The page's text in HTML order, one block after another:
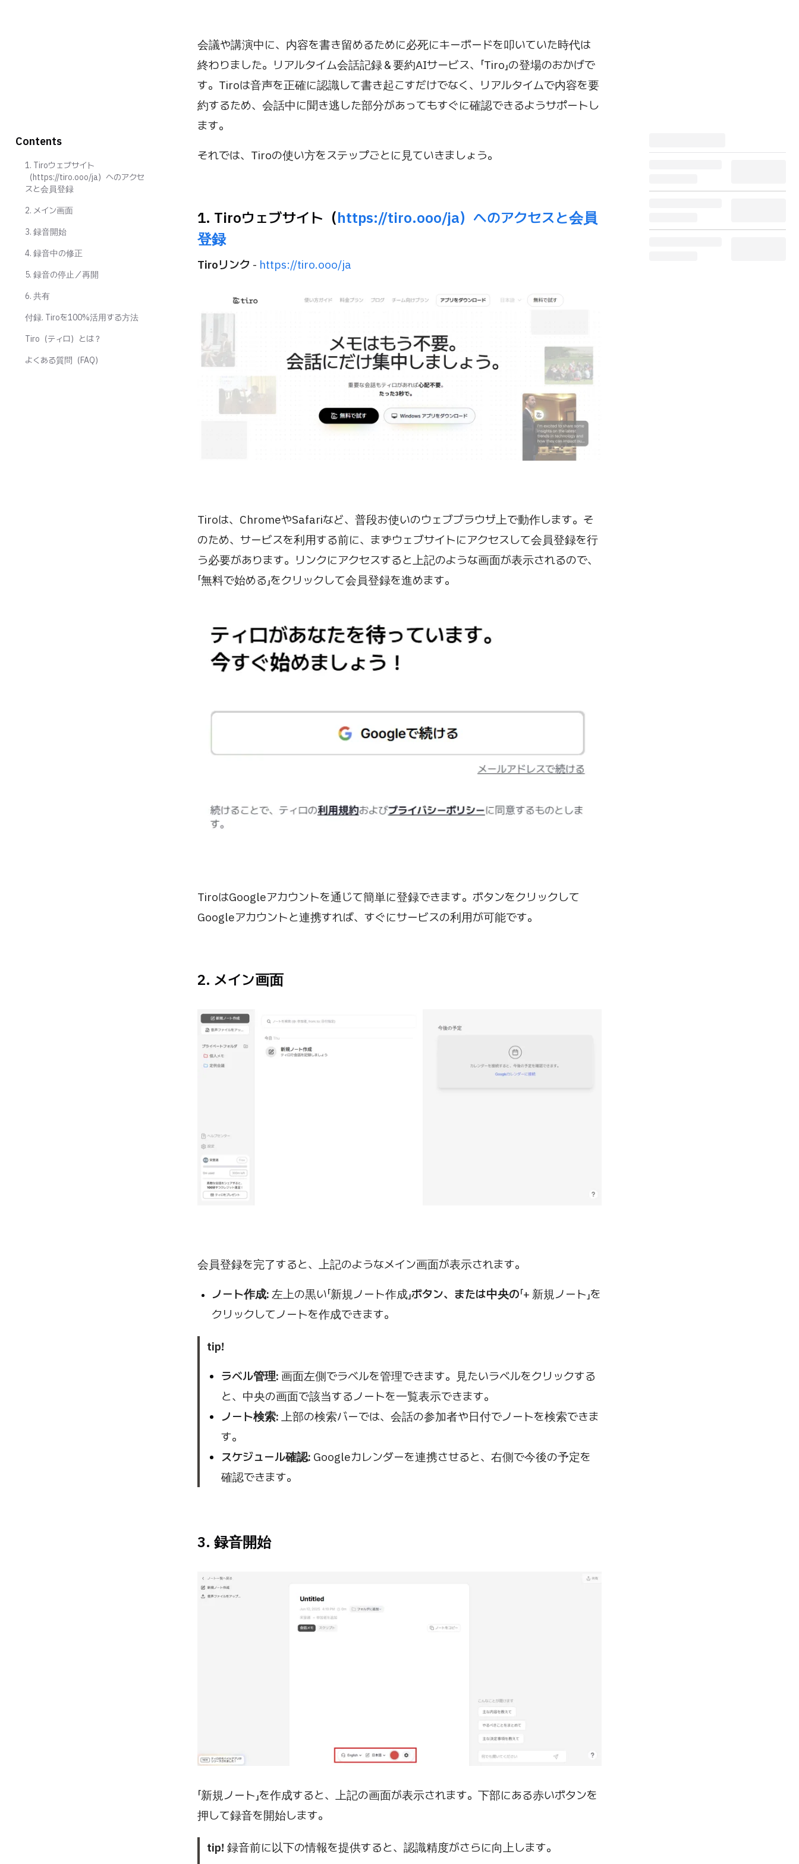
会議や講演中に、内容を書き留めるために必死にキーボードを叩いていた時代は
終わりました。リアルタイム会話記録＆要約AIサービス、「Tiro」の登場のおかげで
す。Tiroは音声を正確に認識して書き起こすだけでなく、リアルタイムで内容を要
約するため、会話中に聞き逃した部分があってもすぐに確認できるようサポートし
ます。
それでは、Tiroの使い方をステップごとに見ていきましょう。
1. Tiroウェブサイト（https://tiro.ooo/ja）へのアクセスと会員
登録
Tiroリンク - https://tiro.ooo/ja
Tiroは、ChromeやSafariなど、普段お使いのウェブブラウザ上で動作します。そ
のため、サービスを利用する前に、まずウェブサイトにアクセスして会員登録を行
う必要があります。リンクにアクセスすると上記のような画面が表示されるので、
「無料で始める」をクリックして会員登録を進めます。
TiroはGoogleアカウントを通じて簡単に登録できます。ボタンをクリックして
Googleアカウントと連携すれば、すぐにサービスの利用が可能です。
2. メイン画面
会員登録を完了すると、上記のようなメイン画面が表示されます。
ノート作成: 左上の黒い「新規ノート作成」ボタン、または中央の「+ 新規ノート」を
クリックしてノートを作成できます。
tip!
ラベル管理: 画面左側でラベルを管理できます。見たいラベルをクリックする
と、中央の画面で該当するノートを一覧表示できます。
ノート検索: 上部の検索バーでは、会話の参加者や日付でノートを検索できま
す。
スケジュール確認: Googleカレンダーを連携させると、右側で今後の予定を
確認できます。
3. 録音開始
「新規ノート」を作成すると、上記の画面が表示されます。下部にある赤いボタンを
押して録音を開始します。
tip! 録音前に以下の情報を提供すると、認識精度がさらに向上します。
Contents
1. Tiroウェブサイト
（https://tiro.ooo/ja）へのアクセ
スと会員登録
2. メイン画面
3. 録音開始
4. 録音中の修正
5. 録音の停止／再開
6. 共有
付録. Tiroを100%活用する方法
Tiro（ティロ）とは？
よくある質問（FAQ）